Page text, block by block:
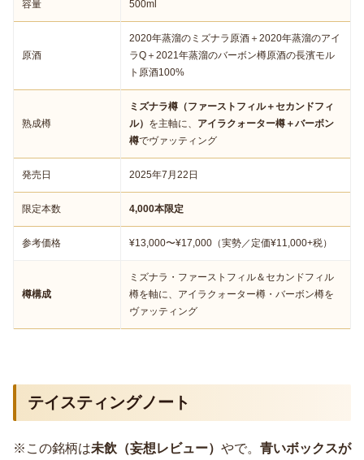
容量 500ml
原酒
2020年蒸溜のミズナラ原酒＋2020年蒸溜のアイ
ラQ＋2021年蒸溜のバーボン樽原酒の長濱モル
ト原酒100%
熟成樽
ミズナラ樽（ファーストフィル＋セカンドフィ
ル） を主軸に、 アイラクォーター樽＋バーボン
樽でヴァッティング
発売日 2025年7月22日
限定本数 4,000本限定
参考価格 ¥13,000〜¥17,000（実勢／定価¥11,000+税）
樽構成
ミズナラ・ファーストフィル＆セカンドフィル
樽を軸に、アイラクォーター樽・バーボン樽を
ヴァッティング
テイスティングノート
※この銘柄は未飲（妄想レビュー） やで。 青いボックスが